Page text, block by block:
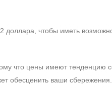
чтобы иметь
что цены имеют тенденцию
обесценить ваши